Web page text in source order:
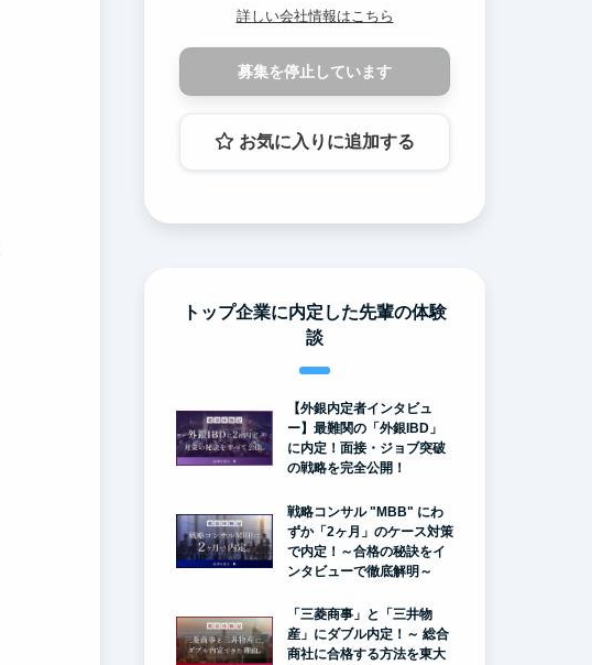
詳しい会社情報はこちら
募集を停止しています
お気に入りに追加する
トップ企業に内定した先輩の体験
談
【外銀内定者インタビュ
ー】最難関の「外銀IBD」
に内定！面接・ジョブ突破
の戦略を完全公開！
戦略コンサル "MBB" にわ
ずか「2ヶ月」のケース対策
で内定！～合格の秘訣をイ
ンタビューで徹底解明～
「三菱商事」と「三井物
産」にダブル内定！～ 総合
商社に合格する方法を東大